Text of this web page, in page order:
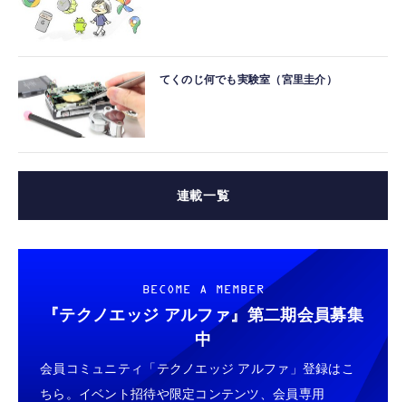
てくのじ何でも実験室（宮里圭介）
連載一覧
BECOME A MEMBER
『テクノエッジ アルファ』 第二期会員募集
中
会員コミュニティ「テクノエッジ アルファ」登録はこ
ちら。イベント招待や限定コンテンツ、会員専用